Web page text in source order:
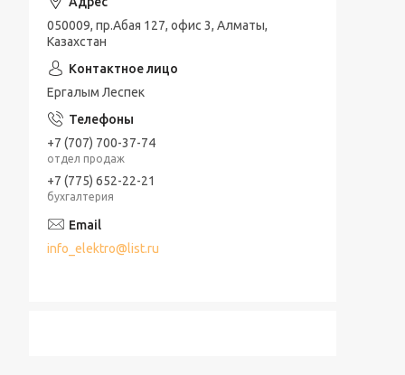
050009, пр.Абая 127, офис 3, Алматы,
Казахстан
Ергалым Леспек
+7 (707) 700-37-74
отдел продаж
+7 (775) 652-22-21
бухгалтерия
info_elektro@list.ru